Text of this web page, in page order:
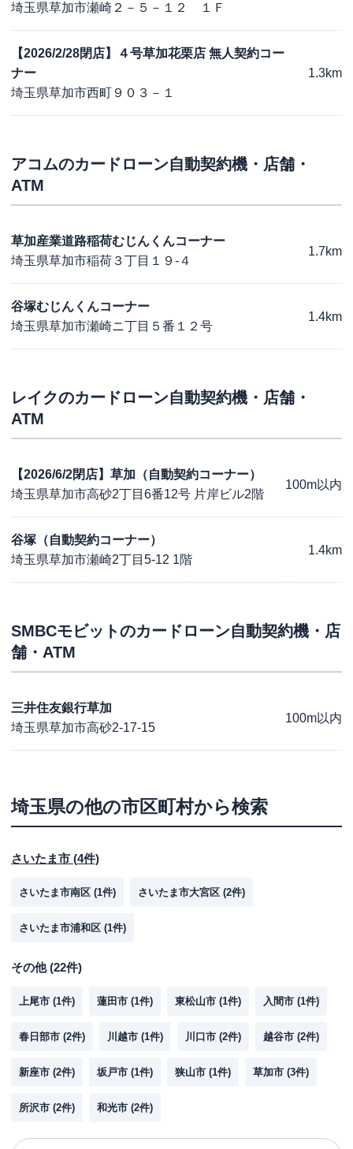
埼玉県草加市瀬崎２－５－１２ １Ｆ
【2026/2/28閉店】４号草加花栗店 無人契約コー
ナー
埼玉県草加市西町９０３－１
1.3km
アコムのカードローン自動契約機・店舗・
ATM
草加産業道路稲荷むじんくんコーナー
埼玉県草加市稲荷３丁目１９-４
1.7km
谷塚むじんくんコーナー
埼玉県草加市瀬崎ニ丁目５番１２号
1.4km
レイクのカードローン自動契約機・店舗・
ATM
【2026/6/2閉店】草加（自動契約コーナー）
埼玉県草加市高砂2丁目6番12号 片岸ビル2階
100m以内
谷塚（自動契約コーナー）
埼玉県草加市瀬崎2丁目5-12 1階
1.4km
SMBCモビットのカードローン自動契約機・店
舗・ATM
三井住友銀行草加
埼玉県草加市高砂2-17-15
100m以内
埼玉県の他の市区町村から検索
さいたま市 (4件)
さいたま市南区 (1件) さいたま市大宮区 (2件)
さいたま市浦和区 (1件)
その他(22件)
上尾市 (1件) 蓮田市 (1件) 東松山市 (1件) 入間市 (1件)
春日部市 (2件) 川越市 (1件) 川口市 (2件) 越谷市 (2件)
新座市 (2件) 坂戸市 (1件) 狭山市 (1件) 草加市 (3件)
所沢市 (2件) 和光市 (2件)